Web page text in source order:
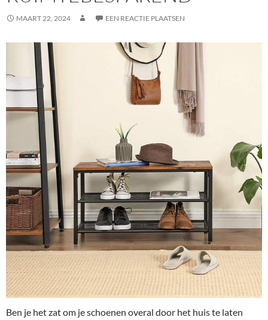
MAART 22, 2024 EEN REACTIE PLAATSEN
Ben je het zat om je schoenen overal door het huis te laten